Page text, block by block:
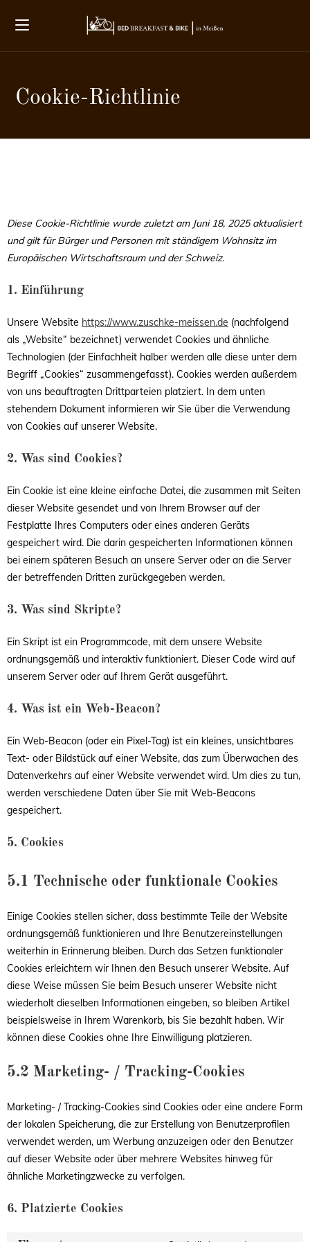
Cookie-Richtlinie
Diese Cookie-Richtlinie wurde zuletzt am Juni 18, 2025 aktualisiert
und gilt für Bürger und Personen mit ständigem Wohnsitz im
Europäischen Wirtschaftsraum und der Schweiz.
1. Einführung
Unsere Website https://www.zuschke-meissen.de (nachfolgend
als „Website“ bezeichnet) verwendet Cookies und ähnliche
Technologien (der Einfachheit halber werden alle diese unter dem
Begriff „Cookies“ zusammengefasst). Cookies werden außerdem
von uns beauftragten Drittparteien platziert. In dem unten
stehendem Dokument informieren wir Sie über die Verwendung
von Cookies auf unserer Website.
2. Was sind Cookies?
Ein Cookie ist eine kleine einfache Datei, die zusammen mit Seiten
dieser Website gesendet und von Ihrem Browser auf der
Festplatte Ihres Computers oder eines anderen Geräts
gespeichert wird. Die darin gespeicherten Informationen können
bei einem späteren Besuch an unsere Server oder an die Server
der betreffenden Dritten zurückgegeben werden.
3. Was sind Skripte?
Ein Skript ist ein Programmcode, mit dem unsere Website
ordnungsgemäß und interaktiv funktioniert. Dieser Code wird auf
unserem Server oder auf Ihrem Gerät ausgeführt.
4. Was ist ein Web-Beacon?
Ein Web-Beacon (oder ein Pixel-Tag) ist ein kleines, unsichtbares
Text- oder Bildstück auf einer Website, das zum Überwachen des
Datenverkehrs auf einer Website verwendet wird. Um dies zu tun,
werden verschiedene Daten über Sie mit Web-Beacons
gespeichert.
5. Cookies
5.1 Technische oder funktionale Cookies
Einige Cookies stellen sicher, dass bestimmte Teile der Website
ordnungsgemäß funktionieren und Ihre Benutzereinstellungen
weiterhin in Erinnerung bleiben. Durch das Setzen funktionaler
Cookies erleichtern wir Ihnen den Besuch unserer Website. Auf
diese Weise müssen Sie beim Besuch unserer Website nicht
wiederholt dieselben Informationen eingeben, so bleiben Artikel
beispielsweise in Ihrem Warenkorb, bis Sie bezahlt haben. Wir
können diese Cookies ohne Ihre Einwilligung platzieren.
5.2 Marketing- / Tracking-Cookies
Marketing- / Tracking-Cookies sind Cookies oder eine andere Form
der lokalen Speicherung, die zur Erstellung von Benutzerprofilen
verwendet werden, um Werbung anzuzeigen oder den Benutzer
auf dieser Website oder über mehrere Websites hinweg für
ähnliche Marketingzwecke zu verfolgen.
6. Platzierte Cookies